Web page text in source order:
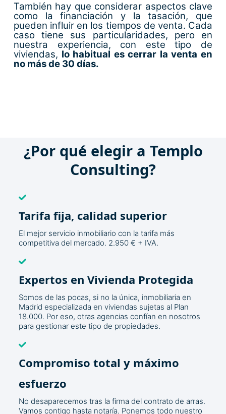
También hay que considerar aspectos clave
como la financiación y la tasación, que
pueden influir en los tiempos de venta. Cada
caso tiene sus particularidades, pero en
nuestra experiencia, con este tipo de
viviendas, lo habitual es cerrar la venta en
no más de 30 días.
¿Por qué elegir a Templo
Consulting?
Tarifa fija, calidad superior
El mejor servicio inmobiliario con la tarifa más
competitiva del mercado. 2.950 € + IVA.
Expertos en Vivienda Protegida
Somos de las pocas, si no la única, inmobiliaria en
Madrid especializada en viviendas sujetas al Plan
18.000. Por eso, otras agencias confían en nosotros
para gestionar este tipo de propiedades.
Compromiso total y máximo
esfuerzo
No desaparecemos tras la firma del contrato de arras.
Vamos contigo hasta notaría. Ponemos todo nuestro